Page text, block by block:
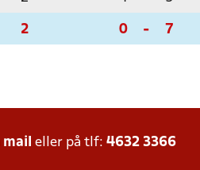
2 0 - 7
mail eller på tlf: 4632 3366